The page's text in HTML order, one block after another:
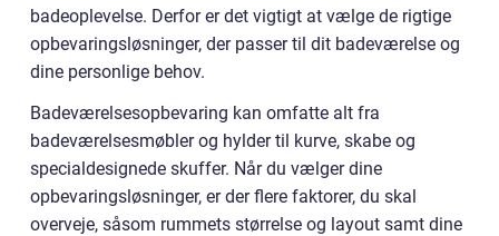
badeoplevelse. Derfor er det vigtigt at vælge de rigtige
opbevaringsløsninger, der passer til dit badeværelse og
dine personlige behov.
Badeværelsesopbevaring kan omfatte alt fra
badeværelsesmøbler og hylder til kurve, skabe og
specialdesignede skuffer. Når du vælger dine
opbevaringsløsninger, er der flere faktorer, du skal
overveje, såsom rummets størrelse og layout samt dine